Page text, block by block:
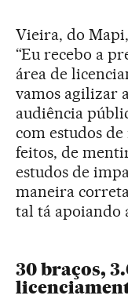
Vieira, do
“Eu recebo a
área de
vamos agilizar
audiência
com estudos
feitos, de
estudos de
maneira
tal tá apoiando
30 braços,